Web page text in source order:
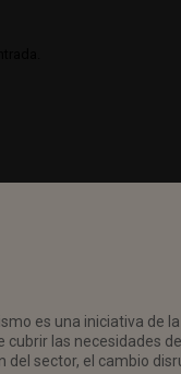
es una iniciativa de
cubrir las necesidades
del sector, el cambio